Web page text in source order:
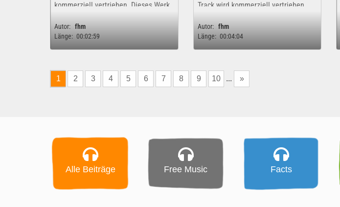
kommerziell vertrieben. Dieses Werk
rechtlich für eine rein private,...
Autor: fhm
Länge: 00:02:59
Track wird kommerziell vertrieben.
kostenfrei und rechtlich für eine rein
private,...
Autor: fhm
Länge: 00:04:04
1 2 3 4 5 6 7 8 9 10 ... »
Alle Beiträge Free Music Facts